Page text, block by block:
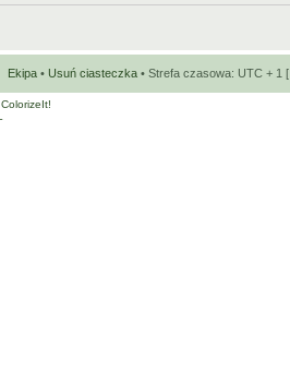
Ekipa • Usuń ciasteczka • Strefa czasowa: UTC + 1 [
ColorizeIt!